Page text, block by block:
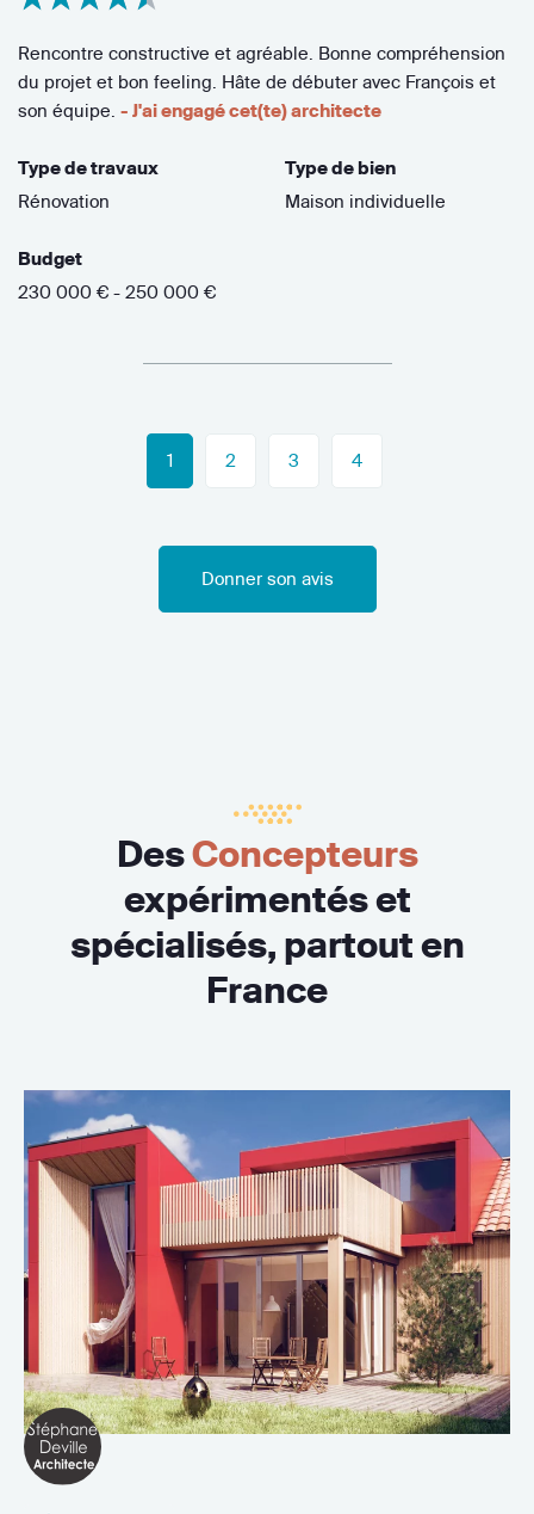
Rencontre constructive et agréable. Bonne compréhension
du projet et bon feeling. Hâte de débuter avec François et
son équipe. - J'ai engagé cet(te) architecte
Type de travaux
Rénovation
Type de bien
Maison individuelle
Budget
230 000 € - 250 000 €
1 2 3 4
Donner son avis
DesConcepteurs
expérimentés et
spécialisés, partout en
France